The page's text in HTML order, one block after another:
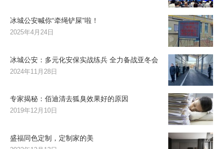
冰城公安喊你“牵绳铲屎”啦！
2025年4月24日
冰城公安：多元化安保实战练兵 全力备战亚冬会
2024年11月28日
专家揭秘：佰迪清去狐臭效果好的原因
2019年12月10日
盛福同色定制，定制家的美